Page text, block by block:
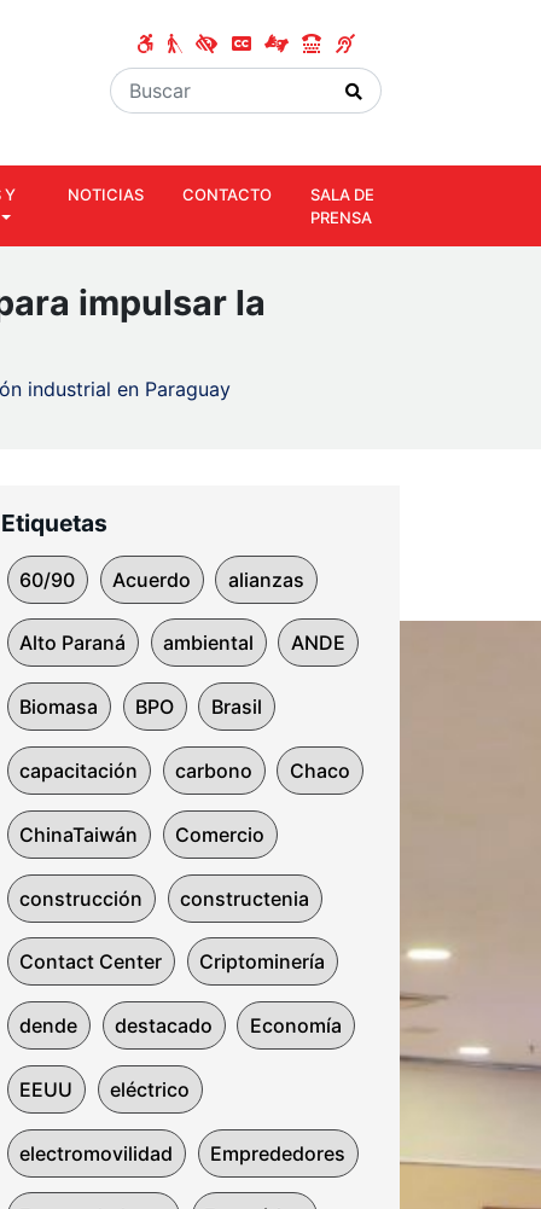
Y
NOTICIAS CONTACTO
SALA DE
PRENSA
impulsar la
industrial en Paraguay
Etiquetas
60/90 Acuerdo alianzas
Alto Paraná ambiental ANDE
Biomasa BPO Brasil
capacitación carbono Chaco
ChinaTaiwán Comercio
construcción constructenia
Contact Center Criptominería
dende destacado Economía
EEUU eléctrico
electromovilidad Emprededores